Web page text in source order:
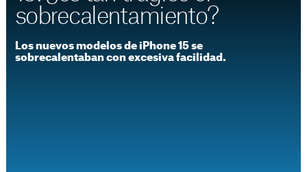
sobrecalentamiento?
Los nuevos modelos de iPhone 15 se
sobrecalentaban con excesiva facilidad.